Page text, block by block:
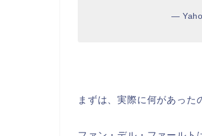
—
まずは、実際に何があった